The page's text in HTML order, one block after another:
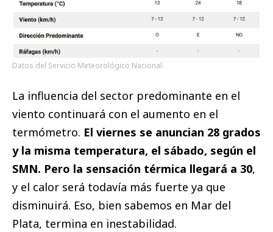
Datos del Servicio Meteorológico Nacional.
La influencia del sector predominante en el
viento continuará con el aumento en el
termómetro. El viernes se anuncian 28 grados
y la misma temperatura, el sábado, según el
SMN. Pero la sensación térmica llegará a 30,
y el calor será todavía más fuerte ya que
disminuirá. Eso, bien sabemos en Mar del
Plata, termina en inestabilidad.